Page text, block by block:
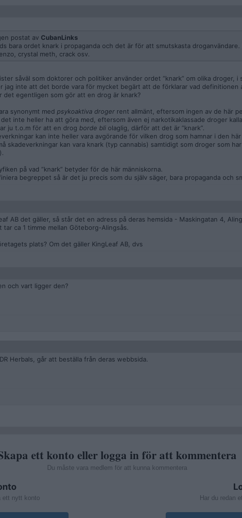
postat av CubanLinks
bara ordet knark i propaganda och det är för att smutskasta
crystal meth, crack osv.
såväl som doktorer och politiker använder ordet ”knark” om olika droger, i
jag inte att det borde vara för mycket begärt att de förklarar vad definitionen
det egentligen som gör att en drog är knark?
synonymt med psykoaktiva droger rent allmänt, eftersom ingen av de här
inte heller ha att göra med, eftersom även ej narkotikaklassade droger
ju t.o.m för att en drog borde bli olaglig, därför att det är ”knark”.
kan inte heller vara avgörande för vilken drog som hamnar i den
skadeverkningar kan vara knark (typ cannabis) samtidigt som droger som
på vad ”knark” betyder för de här människorna.
begreppet så är det ju precis som du själv säger, bara propaganda och
AB det gäller, så står det en adress på deras hemsida - Maskingatan 4,
tar ca 1 timme mellan Göteborg-Alingsås.
plats? Om det gäller KingLeaf AB, dvs
och vart ligger den?
Herbals, går att beställa från deras webbsida.
ett konto eller logga in för att kommentera
Du måste vara medlem för att kunna kommentera
ett nytt konto Har du redan